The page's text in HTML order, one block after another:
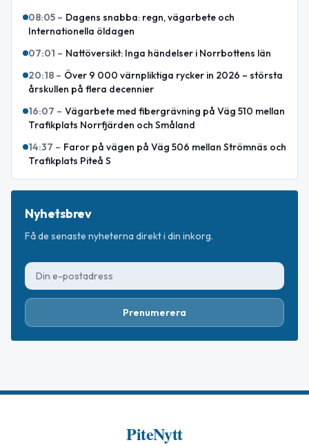
08:05 – Dagens snabba: regn, vägarbete och
Internationella öldagen
07:01 – Nattöversikt: Inga händelser i Norrbottens län
20:18 – Över 9 000 värnpliktiga rycker in 2026 – största
årskullen på flera decennier
16:07 – Vägarbete med fibergrävning på Väg 510 mellan
Trafikplats Norrfjärden och Småland
14:37 – Faror på vägen på Väg 506 mellan Strömnäs och
Trafikplats Piteå S
Nyhetsbrev
Få de senaste nyheterna direkt i din inkorg.
Prenumerera
PiteNytt